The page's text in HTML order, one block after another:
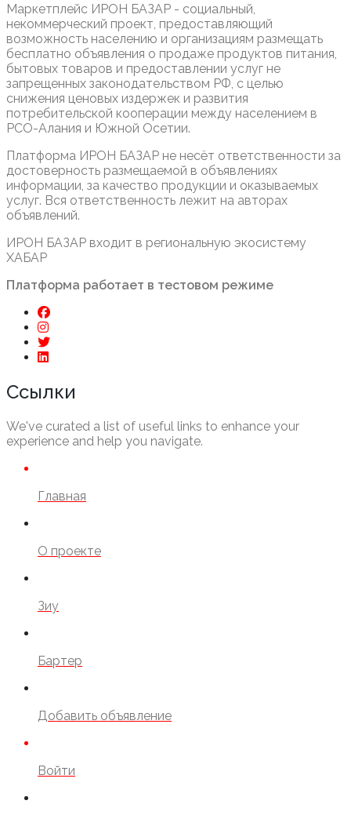
Маркетплейс ИРОН БАЗАР - социальный,
некоммерческий проект, предоставляющий
возможность населению и организациям размещать
бесплатно объявления о продаже продуктов питания,
бытовых товаров и предоставлении услуг не
запрещенных законодательством РФ, с целью
снижения ценовых издержек и развития
потребительской кооперации между населением в
РСО-Алания и Южной Осетии.
Платформа ИРОН БАЗАР не несёт ответственности за
достоверность размещаемой в объявлениях
информации, за качество продукции и оказываемых
услуг. Вся ответственность лежит на авторах
объявлений.
ИРОН БАЗАР входит в региональную экосистему
ХАБАР
Платформа работает в тестовом режиме
Ссылки
We've curated a list of useful links to enhance your
experience and help you navigate.
Главная
О проекте
Зиу
Бартер
Добавить объявление
Войти